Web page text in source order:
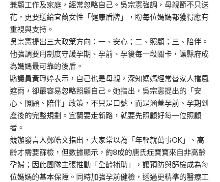
兼顧工作及家庭，經常忽略自己。吳宗憲強調，母親節不只送
花，更要送給宜蘭女性「健康盾牌」，盼每位媽媽都獲得應有
重視與支持。
吳宗憲提出三大政策方向：一、安心；二、照顧；三、陪伴。
他強調要用制度守護孕期、孕前、孕後每一段關卡，讓縣府成
為媽媽最可靠的後盾。
縣議員黃琤婷表示，自己也是母親，深知媽媽經常替家人擋風
遮雨，卻最容易忽略照顧自己。她指出，吳宗憲提出的「安
心、照顧、陪伴」政策，不只是口號，而是涵蓋孕前、孕期到
產後的完整規劃。宜蘭要走新路，就要先照顧好每一位照顧
者。
競辦發言人鄭皓文指出，大家常以為「年輕就萬事OK」、高
齡才需要篩檢，但數據顯示，約8成的唐氏症寶寶來自非高齡
孕婦；因此團隊主張推動「全齡補助」，讓預防與篩檢成為每
位媽媽的基本保障。同時加強孕前健檢，透過更精準的醫療工